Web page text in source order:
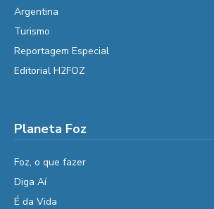
Argentina
Turismo
Reportagem Especial
Editorial H2FOZ
Planeta Foz
Foz, o que fazer
Diga Aí
É da Vida